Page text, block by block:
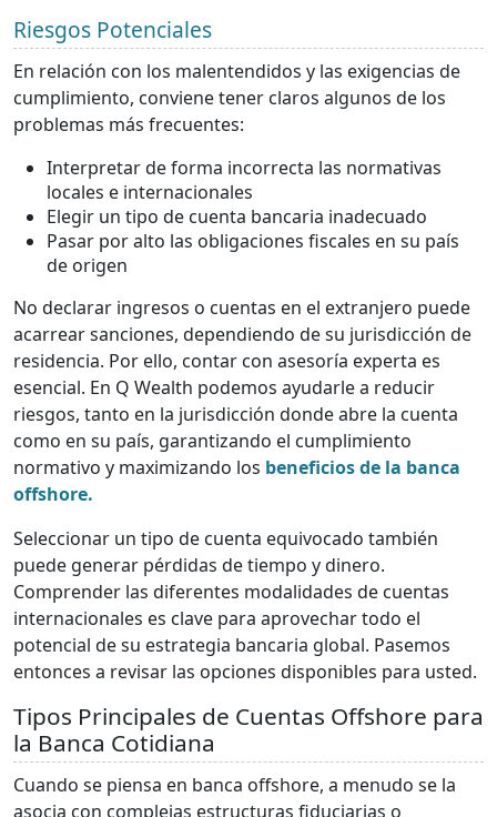
Riesgos Potenciales
En relación con los malentendidos y las exigencias de
cumplimiento, conviene tener claros algunos de los
problemas más frecuentes:
Interpretar de forma incorrecta las normativas
locales e internacionales
Elegir un tipo de cuenta bancaria inadecuado
Pasar por alto las obligaciones fiscales en su país
de origen
No declarar ingresos o cuentas en el extranjero puede
acarrear sanciones, dependiendo de su jurisdicción de
residencia. Por ello, contar con asesoría experta es
esencial. En Q Wealth podemos ayudarle a reducir
riesgos, tanto en la jurisdicción donde abre la cuenta
como en su país, garantizando el cumplimiento
normativo y maximizando los beneficios de la banca
offshore.
Seleccionar un tipo de cuenta equivocado también
puede generar pérdidas de tiempo y dinero.
Comprender las diferentes modalidades de cuentas
internacionales es clave para aprovechar todo el
potencial de su estrategia bancaria global. Pasemos
entonces a revisar las opciones disponibles para usted.
Tipos Principales de Cuentas Offshore para
la Banca Cotidiana
Cuando se piensa en banca offshore, a menudo se la
asocia con complejas estructuras fiduciarias o